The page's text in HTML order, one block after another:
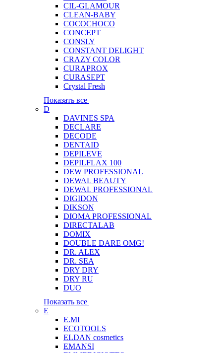
CIL-GLAMOUR
CLEAN-BABY
COCOCHOCO
CONCEPT
CONSLY
CONSTANT DELIGHT
CRAZY COLOR
CURAPROX
CURASEPT
Crystal Fresh
Показать все
D
DAVINES SPA
DECLARE
DECODE
DENTAID
DEPILEVE
DEPILFLAX 100
DEW PROFESSIONAL
DEWAL BEAUTY
DEWAL PROFESSIONAL
DIGIDON
DIKSON
DIOMA PROFESSIONAL
DIRECTALAB
DOMIX
DOUBLE DARE OMG!
DR. ALEX
DR. SEA
DRY DRY
DRY RU
DUO
Показать все
E
E.MI
ECOTOOLS
ELDAN cosmetics
EMANSI